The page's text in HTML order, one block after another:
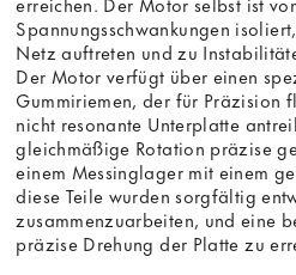
Spannungsschwankungen
Netz auftreten und zu
Der Motor verfügt über einen
Gummiriemen, der für Präzision
nicht resonante Unterplatte
gleichmäßige Rotation präzise
einem Messinglager mit einem
diese Teile wurden sorgfältig
zusammenzuarbeiten, und eine
präzise Drehung der Platte zu